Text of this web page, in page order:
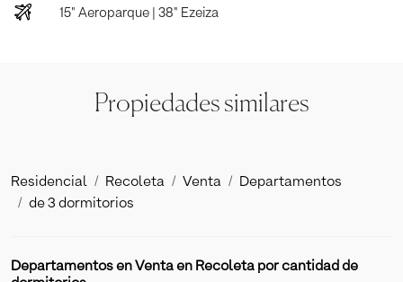
15" Aeroparque | 38" Ezeiza
Propiedades similares
Residencial Recoleta Venta
Departamentos
de 3 dormitorios
Departamentos en Venta en Recoleta por cantidad de